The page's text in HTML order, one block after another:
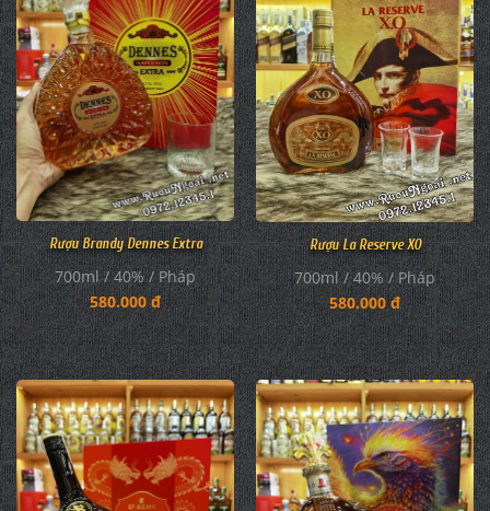
Rượu Brandy Dennes Extra
700ml / 40% / Pháp
580.000 đ
Rượu La Reserve XO
700ml / 40% / Pháp
580.000 đ